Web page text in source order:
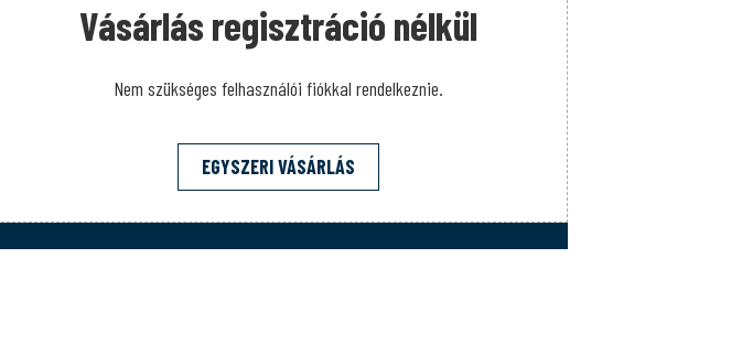
Vásárlás regisztráció nélkül
Nem szükséges felhasználói fiókkal rendelkeznie.
EGYSZERI VÁSÁRLÁS